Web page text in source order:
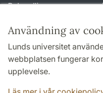
Användning av
Lunds universitet
webbplatsen fungerar
upplevelse.
Behandling av
TYPO3-login
Följ oss i sociala medier